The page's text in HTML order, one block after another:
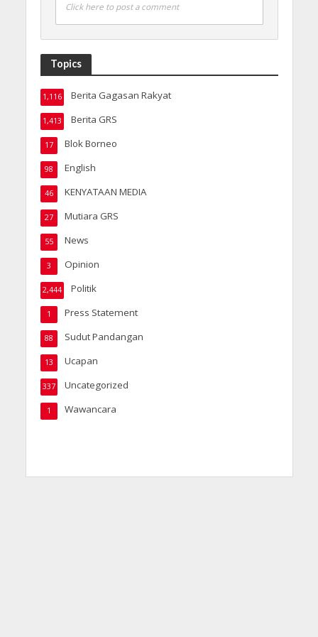
Click here to post a comment
Topics
Berita Gagasan Rakyat
1,116
Berita GRS
1,413
Blok Borneo
17
English
98
KENYATAAN MEDIA
46
Mutiara GRS
27
News
55
Opinion
3
Politik
2,444
Press Statement
1
Sudut Pandangan
88
Ucapan
13
Uncategorized
337
Wawancara
1